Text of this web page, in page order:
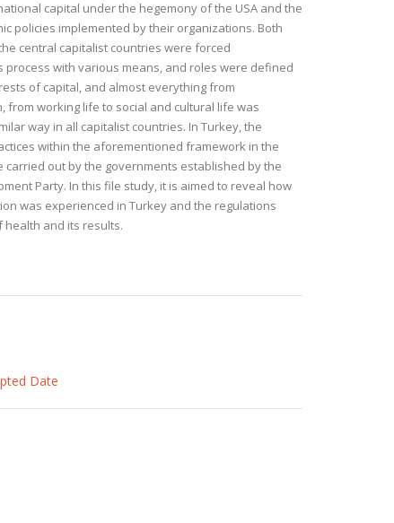
capital under the hegemony of the USA and the
policies implemented by their organizations. Both
central capitalist countries were forced
process with various means, and roles were defined
of capital, and almost everything from
from working life to social and cultural life was
way in all capitalist countries. In Turkey, the
within the aforementioned framework in the
out by the governments established by the
Party. In this file study, it is aimed to reveal how
was experienced in Turkey and the regulations
health and its results.
Date